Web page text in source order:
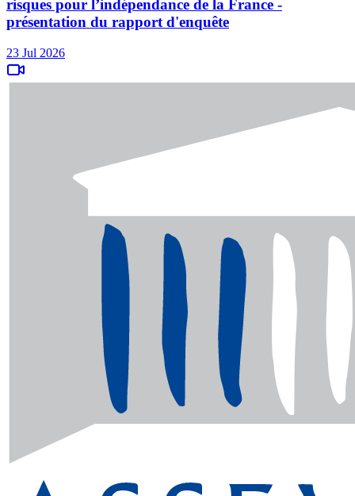
risques pour l’indépendance de la France -
présentation du rapport d'enquête
23 Jul 2026